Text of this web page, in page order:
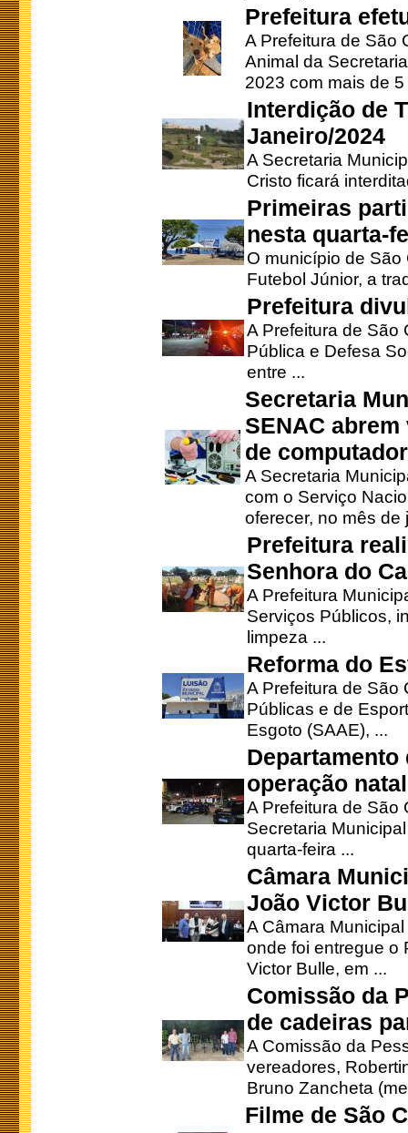
Prefeitura
A Prefeitura de São
Animal da
2023 com mais de 5
Interdição de
Janeiro/2024
A Secretaria
Cristo ficará
Primeiras
nesta quarta-
O município de
Futebol Júnior, a
Prefeitura
A Prefeitura de São
Pública e Defesa
entre ...
Secretaria
SENAC
de
A Secretaria
com o Serviço
oferecer, no mês de
Prefeitura
Senhora do
A Prefeitura
Serviços Públicos,
limpeza ...
Reforma do
A Prefeitura de São
Públicas e de
Esgoto (SAAE), ...
operação
A Prefeitura de São
Secretaria
quarta-feira ...
Câmara
João Victor
A Câmara
onde foi entregue o
Victor Bulle, em ...
Comissão da
de cadeiras
A Comissão da
vereadores,
Bruno Zancheta
Filme de São